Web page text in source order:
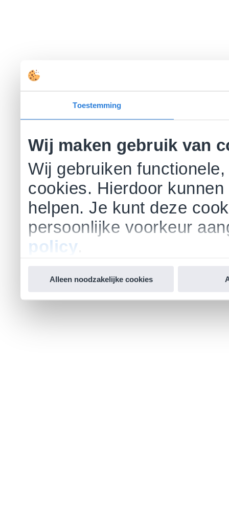
Toestemming
Wij maken gebruik van
Wij gebruiken
cookies. Hierdoor
helpen. Je kunt deze
persoonlijke voorkeur
policy
Alleen noodzakelijke cookies